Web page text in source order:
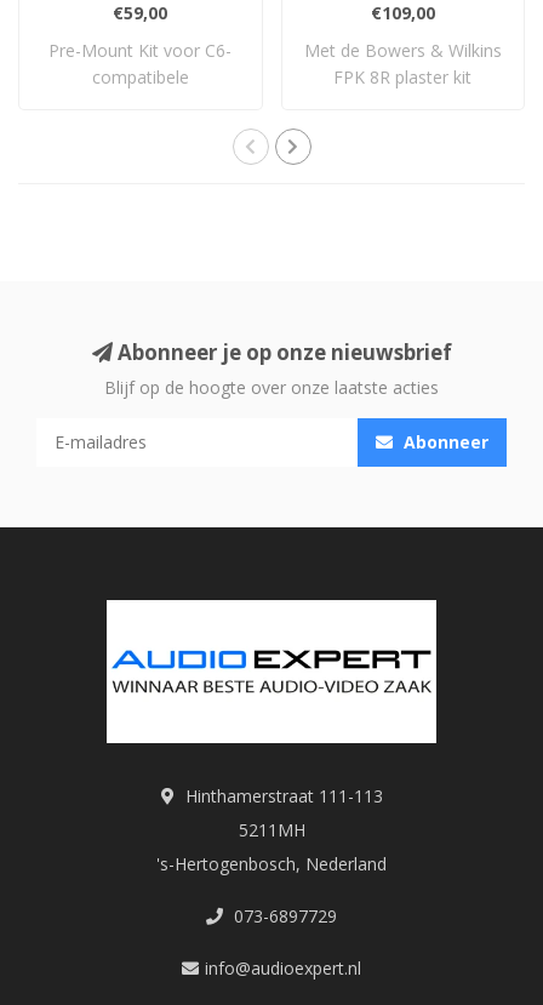
€59,00
Pre-Mount Kit voor C6-
compatibele
€109,00
Met de Bowers & Wilkins
FPK 8R plaster kit
Abonneer je op onze nieuwsbrief
Blijf op de hoogte over onze laatste acties
Abonneer
Hinthamerstraat 111-113
5211MH
's-Hertogenbosch, Nederland
073-6897729
info@audioexpert.nl